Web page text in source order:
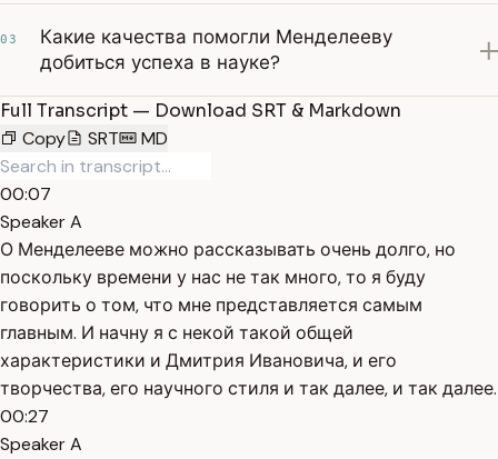
03
Какие качества помогли Менделееву
добиться успеха в науке?
Full Transcript — Download SRT & Markdown
Copy
SRT MD
00:07
Speaker A
О Менделееве можно рассказывать очень долго, но
поскольку времени у нас не так много, то я буду
говорить о том, что мне представляется самым
главным. И начну я с некой такой общей
характеристики и Дмитрия Ивановича, и его
творчества, его научного стиля и так далее, и так далее.
00:27
Speaker A